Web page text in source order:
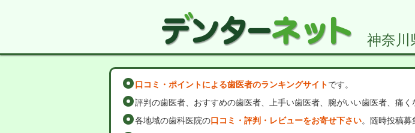
神奈川
口コミ・ポイントによる歯医者のランキングサイトです。
評判の歯医者、おすすめの歯医者、上手い歯医者、腕がいい歯医者、痛
各地域の歯科医院の口コミ・評判・レビューをお寄せ下さい。随時投稿募